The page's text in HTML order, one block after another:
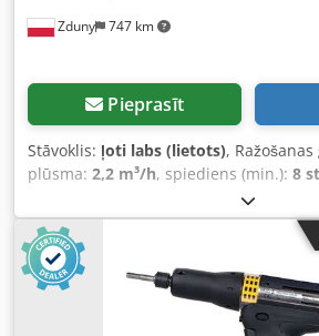
Zduny 747 km
Pieprasīt
Stāvoklis: ļoti labs (lietots), Ražošanas
plūsma: 2,2 m³/h, spiediens (min.): 8
GA 11 VSD skrūvju kompresors Ar
(invertera piedziņa) Motora jauda 11
Spiediens 13 bāri Dkodpfx Akjytyh
2016 Nodarbošanās stundu skaits 9270